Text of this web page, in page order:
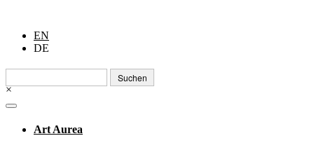
EN
DE
Suchen
nach:
×
Art Aurea